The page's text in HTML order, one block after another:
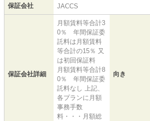
保証会社 JACCS
保証会社詳細
月額賃料等合計3
0％ 年間保証委
託料は月額賃料
等合計の15％ 又
は初回保証料
月額賃料等合計8
0％ 年間保証委
託料なし 上記、
各プランに月額
事務手数
料・・・月額総
向き